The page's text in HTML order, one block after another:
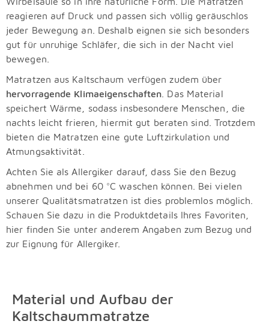
reagieren auf Druck und passen sich völlig geräuschlos
jeder Bewegung an. Deshalb eignen sie sich besonders
gut für unruhige Schläfer, die sich in der Nacht viel
bewegen.
Matratzen aus Kaltschaum verfügen zudem über
hervorragende Klimaeigenschaften . Das Material
speichert Wärme, sodass insbesondere Menschen, die
nachts leicht frieren, hiermit gut beraten sind. Trotzdem
bieten die Matratzen eine gute Luftzirkulation und
Atmungsaktivität.
Achten Sie als Allergiker darauf, dass Sie den Bezug
abnehmen und bei 60 °C waschen können. Bei vielen
unserer Qualitätsmatratzen ist dies problemlos möglich.
Schauen Sie dazu in die Produktdetails Ihres Favoriten,
hier finden Sie unter anderem Angaben zum Bezug und
zur Eignung für Allergiker.
Material und Aufbau der
Kaltschaummatratze